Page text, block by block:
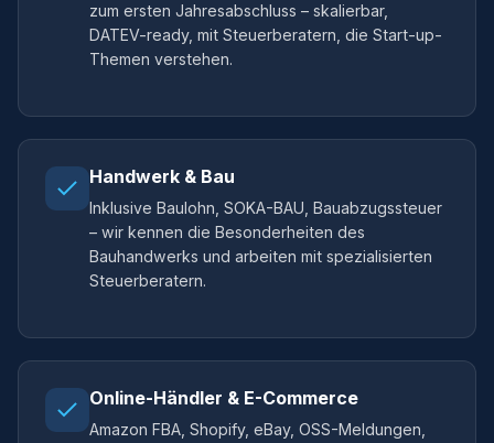
zum ersten Jahresabschluss – skalierbar,
DATEV-ready, mit Steuerberatern, die Start-up-
Themen verstehen.
Handwerk & Bau
Inklusive Baulohn, SOKA-BAU, Bauabzugssteuer
– wir kennen die Besonderheiten des
Bauhandwerks und arbeiten mit spezialisierten
Steuerberatern.
Online-Händler & E-Commerce
Amazon FBA, Shopify, eBay, OSS-Meldungen,